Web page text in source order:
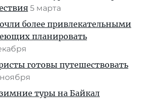
5 марта
более привлекательными
планировать
готовы путешествовать
туры на Байкал